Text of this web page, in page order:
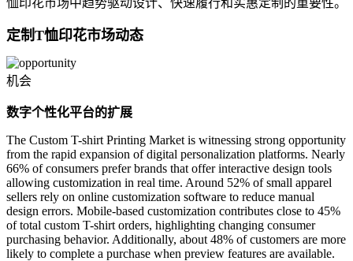
定制T恤印花市场动态
机会
数字个性化平台的扩展
The Custom T-shirt Printing Market is witnessing strong opportunity
from the rapid expansion of digital personalization platforms. Nearly
66% of consumers prefer brands that offer interactive design tools
allowing customization in real time. Around 52% of small apparel
sellers rely on online customization software to reduce manual
design errors. Mobile-based customization contributes close to 45%
of total custom T-shirt orders, highlighting changing consumer
purchasing behavior. Additionally, about 48% of customers are more
likely to complete a purchase when preview features are available.